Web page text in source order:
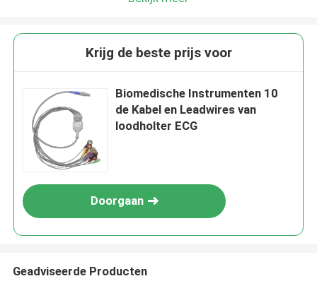
Krijg de beste prijs voor
Biomedische Instrumenten 10
de Kabel en Leadwires van
loodholter ECG
Doorgaan
Geadviseerde Producten